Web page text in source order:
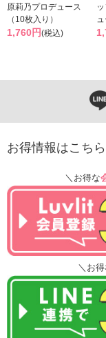
原莉乃プロデュース
（10枚入り）
1,760円(税込)
お得情報はこち
＼お得な
＼お得